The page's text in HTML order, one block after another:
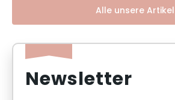
Alle unsere Artikel
Newsletter